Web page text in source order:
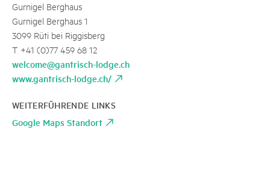
Gurnigel Berghaus
Gurnigel Berghaus 1
3099 Rüti bei Riggisberg
T +41 (0)77 459 68 12
welcome@gantrisch-lodge.ch
www.gantrisch-lodge.ch/
WEITERFÜHRENDE LINKS
Google Maps Standort